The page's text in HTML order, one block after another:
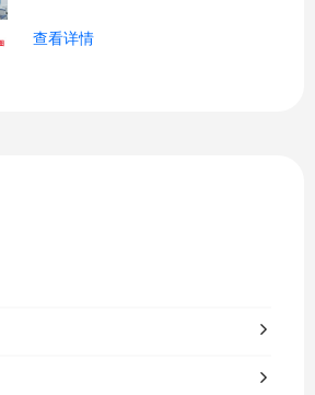
关、按需调光、定时策略、能耗监测、故
查看详情